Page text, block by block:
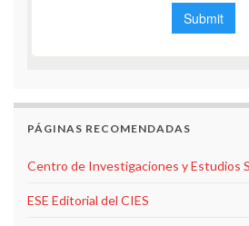
PÁGINAS RECOMENDADAS
Centro de Investigaciones y Estudios
ESE Editorial del CIES